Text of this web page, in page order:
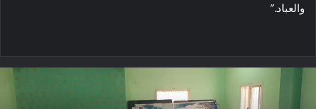
والعباد.”